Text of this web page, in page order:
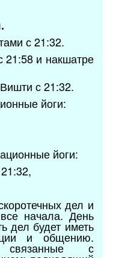
с 21:32.
21:58 и накшатре
с 21:32.
йоги:
йоги:
дел и
начала. День
дел будет иметь
и общению.
с